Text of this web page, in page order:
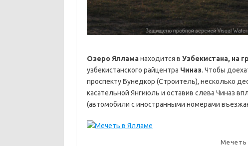
Озеро Ялламанаходится в Узбекистана, на
узбекистанского райцентра Чиназ. Чтобы
проспекту Бунедкор (Строитель), несколько
касательной Янгиюль и оставив слева Чиназ
(автомобили с иностранными номерами
Мечеть